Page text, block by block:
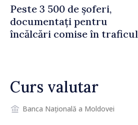
Peste 3 500 de șoferi,
documentați pentru
încălcări comise în traficul
Curs valutar
Banca Națională a Moldovei